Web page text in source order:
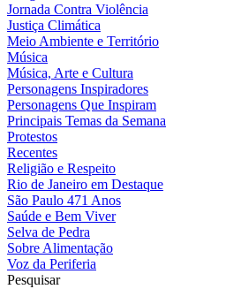
Jornada Contra Violência
Justiça Climática
Meio Ambiente e Território
Música
Música, Arte e Cultura
Personagens Inspiradores
Personagens Que Inspiram
Principais Temas da Semana
Protestos
Recentes
Religião e Respeito
Rio de Janeiro em Destaque
São Paulo 471 Anos
Saúde e Bem Viver
Selva de Pedra
Sobre Alimentação
Voz da Periferia
Pesquisar